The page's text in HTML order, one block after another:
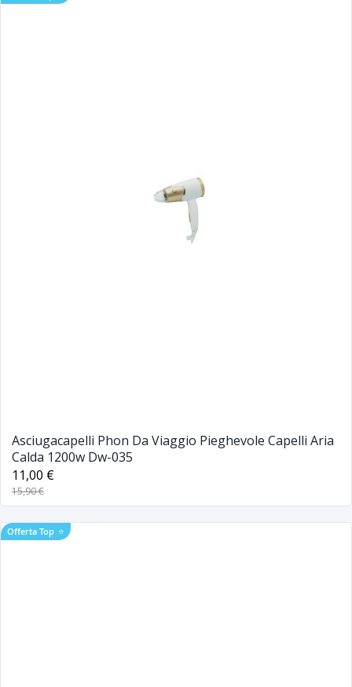
Asciugacapelli Phon Da Viaggio Pieghevole Capelli Aria
Calda 1200w Dw-035
11,00 €
15,90 €
Offerta Top ⭐